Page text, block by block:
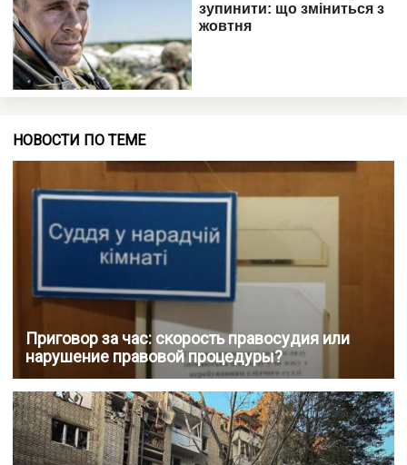
НОВОСТИ ПО ТЕМЕ
Приговор за час: скорость правосудия или
нарушение правовой процедуры?